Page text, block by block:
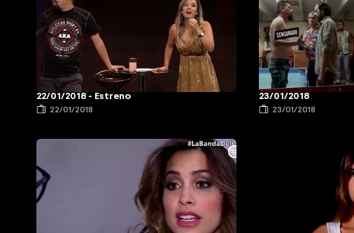
22/01/2018 - Estreno
22/01/2018
23/01/2018
23/01/2018